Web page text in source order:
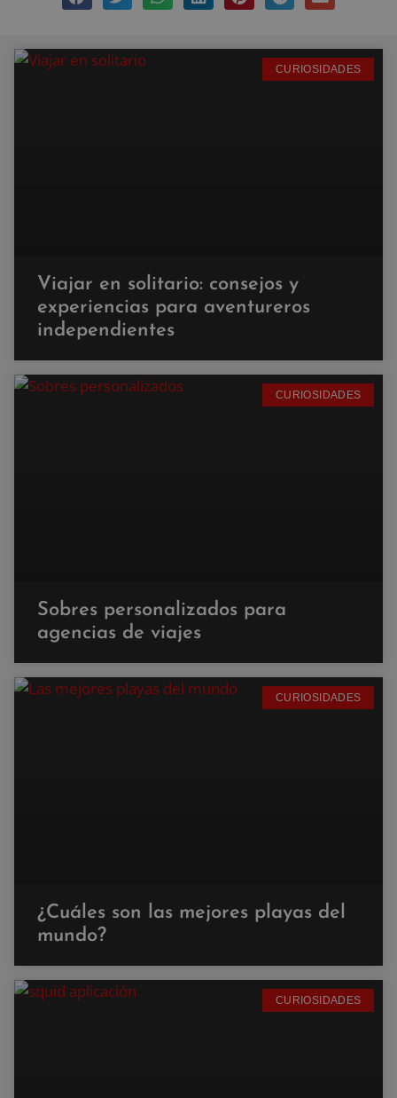
CURIOSIDADES
Viajar en solitario: consejos y
experiencias para aventureros
independientes
CURIOSIDADES
Sobres personalizados para
agencias de viajes
CURIOSIDADES
¿Cuáles son las mejores playas del
mundo?
CURIOSIDADES